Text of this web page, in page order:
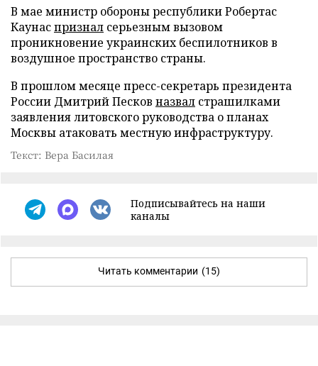
В мае министр обороны республики Робертас
Каунаспризнал серьезным вызовом
проникновение украинских беспилотников в
воздушное пространство страны.
В прошлом месяце пресс-секретарь президента
России Дмитрий Песков назвал страшилками
заявления литовского руководства о планах
Москвы атаковать местную инфраструктуру.
Текст: Вера Басилая
Подписывайтесь на наши
каналы
Читать комментарии (15)